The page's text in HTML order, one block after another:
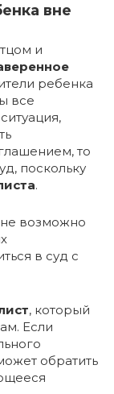
вне
и
ребенка
все
то
поскольку
.
не возможно
в суд с
, который
Если
обратить